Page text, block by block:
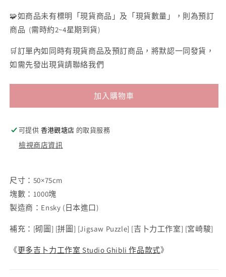
🧩如商品未有標明「現貨商品」及「現貨數量」，則為預訂
商品 (需時約2~4星期到貨)
🛒訂單內如同時有現貨商品及預訂商品，將默認一同發貨，
如需先發出現貨請聯絡我們
加入購物車
可提供 香港觀塘店 的取貨服務
檢視商店資訊
尺寸：50×75cm
塊數：1000塊
製造商：Ensky (日本進口)
補充： [砌圖 ] [拼圖 ] [Jigsaw Puzzle] [吉卜力工作室] [宮崎駿]
《更多吉卜力工作室 Studio Ghibli 作品款式》